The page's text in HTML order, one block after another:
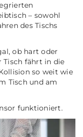
– sowohl
des Tischs
ob hart oder
Tisch fährt in die
so weit wie
Tisch und am
funktioniert.